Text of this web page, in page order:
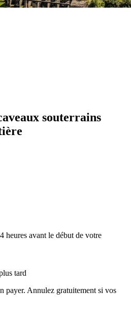
souterrains
heures avant le début de votre
tard
payer. Annulez gratuitement si vos